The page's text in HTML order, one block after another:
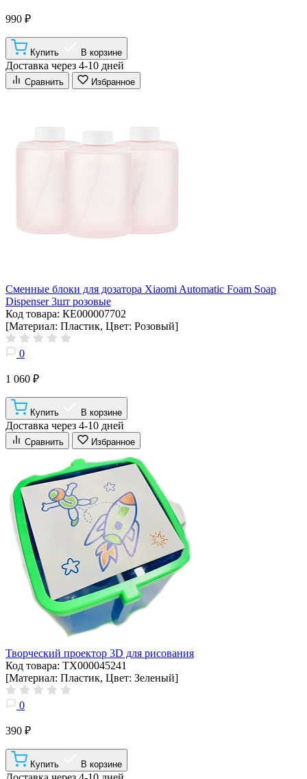
990 ₽
Купить В корзине
Доставка через 4-10 дней
Сравнить Избранное
Сменные блоки для дозатора Xiaomi Automatic Foam Soap
Dispenser 3шт розовые
Код товара: КЕ000007702
[Материал: Пластик, Цвет: Розовый]
0
1 060 ₽
Купить В корзине
Доставка через 4-10 дней
Сравнить Избранное
Творческий проектор 3D для рисования
Код товара: ТХ000045241
[Материал: Пластик, Цвет: Зеленый]
0
390 ₽
Купить В корзине